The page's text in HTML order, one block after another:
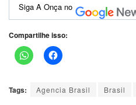
Siga A Onça no
Compartilhe isso:
Tags: Agencia Brasil Brasil